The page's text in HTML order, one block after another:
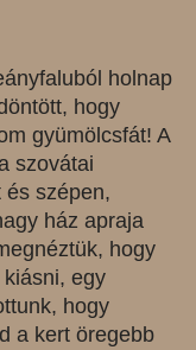
holnap
hogy
gyümölcsfát! A
szovátai
és szépen,
ház apraja
hogy
egy
hogy
a kert öregebb